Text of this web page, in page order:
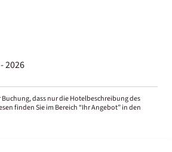
2026
dass nur die Hotelbeschreibung des
finden Sie im Bereich “Ihr Angebot” in den